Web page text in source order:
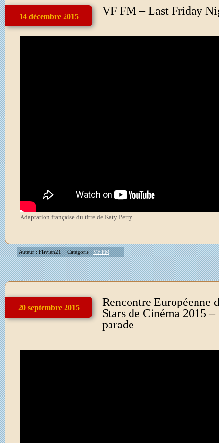
14 décembre 2015 VF FM – Last Friday
Adaptation française du titre de Katy Perry
Auteur : Flavien21 Catégorie :VF FM
20 septembre 2015
Rencontre Européenne
Stars de Cinéma 2015
parade